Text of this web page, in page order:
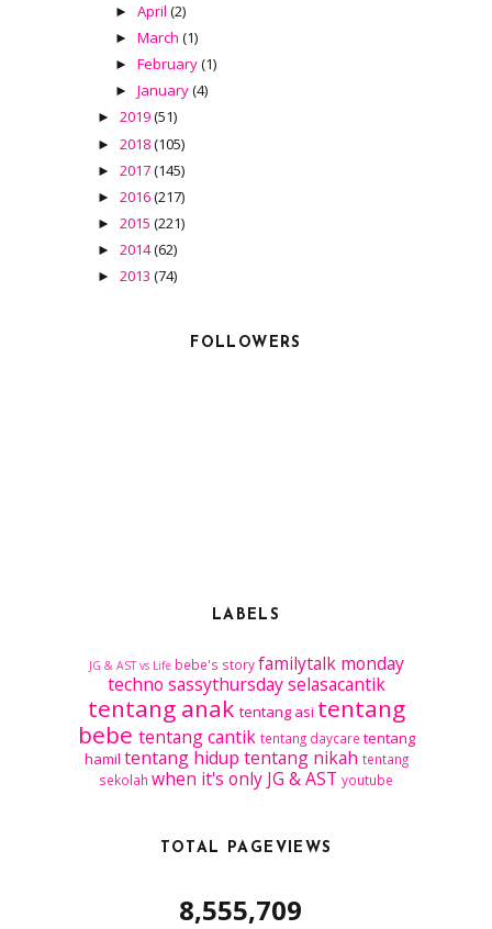
► April (2)
► March (1)
► February(1)
► January(4)
►2019(51)
►2018(105)
►2017(145)
►2016(217)
►2015(221)
►2014(62)
►2013(74)
FOLLOWERS
LABELS
JG & AST vs Life bebe's story familytalk monday
techno sassythursday selasacantik
tentang anak tentang asi tentang
bebe tentang cantik tentang daycare tentang
hamil tentang hidup tentang nikah tentang
sekolah when it's only JG & AST youtube
TOTAL PAGEVIEWS
8,555,709